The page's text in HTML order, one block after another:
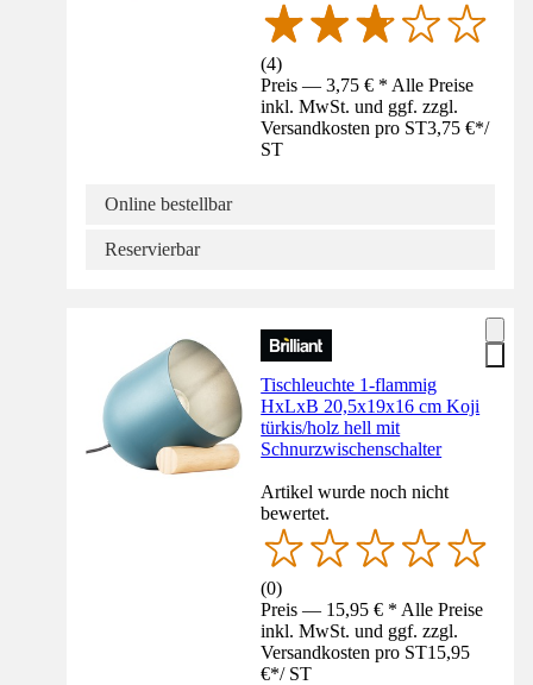
(4)
Preis — 3,75 € * Alle Preise
inkl. MwSt. und ggf. zzgl.
Versandkosten pro ST3,75 €*/
ST
Online bestellbar
Reservierbar
Tischleuchte 1-flammig
HxLxB 20,5x19x16 cm Koji
türkis/holz hell mit
Schnurzwischenschalter
Artikel wurde noch nicht
bewertet.
(0)
Preis — 15,95 € * Alle Preise
inkl. MwSt. und ggf. zzgl.
Versandkosten pro ST15,95
€*/ ST